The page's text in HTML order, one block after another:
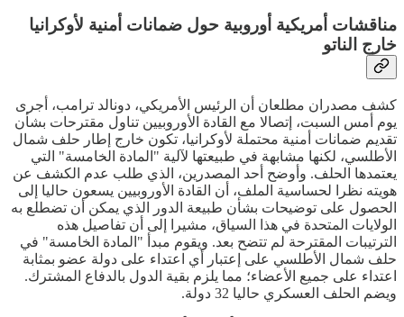
مناقشات أمريكية أوروبية حول ضمانات أمنية لأوكرانيا
خارج الناتو
كشف مصدران مطلعان أن الرئيس الأمريكي، دونالد ترامب، أجرى
يوم أمس السبت، إتصالا مع القادة الأوروبيين تناول مقترحات بشأن
تقديم ضمانات أمنية محتملة لأوكرانيا، تكون خارج إطار حلف شمال
الأطلسي، لكنها مشابهة في طبيعتها لآلية "المادة الخامسة" التي
يعتمدها الحلف. وأوضح أحد المصدرين، الذي طلب عدم الكشف عن
هويته نظرا لحساسية الملف، أن القادة الأوروبيين يسعون حاليا إلى
الحصول على توضيحات بشأن طبيعة الدور الذي يمكن أن تضطلع به
الولايات المتحدة في هذا السياق، مشيرا إلى أن تفاصيل هذه
الترتيبات المقترحة لم تتضح بعد. ويقوم مبدأ "المادة الخامسة" في
حلف شمال الأطلسي على إعتبار أي اعتداء على دولة عضو بمثابة
اعتداء على جميع الأعضاء؛ مما يلزم بقية الدول بالدفاع المشترك.
ويضم الحلف العسكري حاليا 32 دولة.